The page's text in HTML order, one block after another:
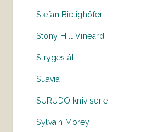
Stefan Bietighöfer
Stony Hill Vineard
Strygestål
Suavia
SURUDO kniv serie
Sylvain Morey